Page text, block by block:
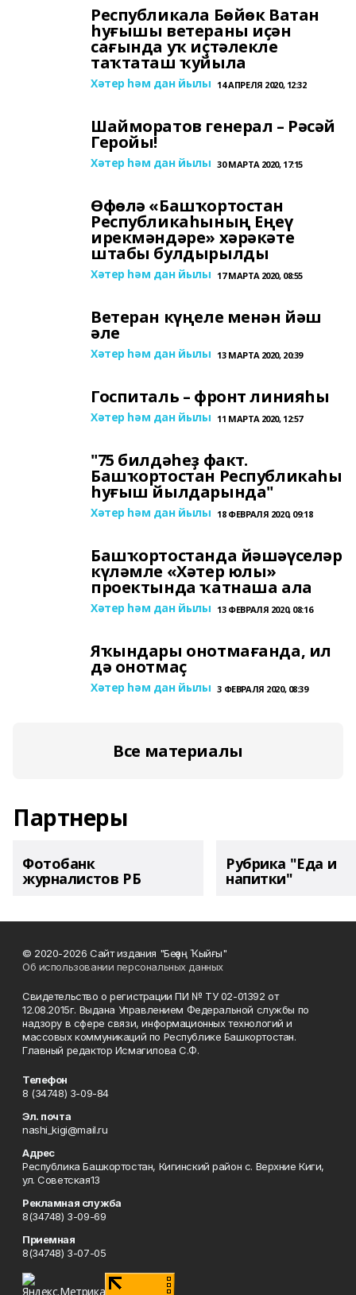
Республикала Бөйөк Ватан
һуғышы ветераны иҫән
сағында уҡ иҫтәлекле
таҡтаташ ҡуйыла
Хәтер һәм дан йылы 14 АПРЕЛЯ 2020, 12:32
Шайморатов генерал – Рәсәй
Геройы!
Хәтер һәм дан йылы 30 МАРТА 2020, 17:15
Өфөлә «Башҡортостан
Республикаһының Еңеү
ирекмәндәре» хәрәкәте
штабы булдырылды
Хәтер һәм дан йылы 17 МАРТА 2020, 08:55
Ветеран күңеле менән йәш
әле
Хәтер һәм дан йылы 13 МАРТА 2020, 20:39
Госпиталь – фронт линияһы
Хәтер һәм дан йылы 11 МАРТА 2020, 12:57
"75 билдәһеҙ факт.
Башҡортостан Республикаһы
һуғыш йылдарында"
Хәтер һәм дан йылы 18 ФЕВРАЛЯ 2020, 09:18
Башҡортостанда йәшәүселәр
күләмле «Хәтер юлы»
проектында ҡатнаша ала
Хәтер һәм дан йылы 13 ФЕВРАЛЯ 2020, 08:16
Яҡындары онотмағанда, ил
дә онотмаҫ
Хәтер һәм дан йылы 3 ФЕВРАЛЯ 2020, 08:39
Все материалы
Партнеры
Фотобанк
журналистов РБ
Рубрика "Еда и
напитки"
© 2020-2026 Сайт издания "Беҙҙең Ҡыйғы"
Об использовании персональных данных
Свидетельство о регистрации ПИ № ТУ 02-01392 от
12.08.2015г. Выдана Управлением Федеральной службы по
надзору в сфере связи, информационных технологий и
массовых коммуникаций по Республике Башкортостан.
Главный редактор Исмагилова С.Ф.
Телефон
8 (34748) 3-09-84
Эл. почта
nashi_kigi@mail.ru
Адрес
Республика Башкортостан, Кигинский район с. Верхние Киги,
ул. Советская13
Рекламная служба
8(34748) 3-09-69
Приемная
8(34748) 3-07-05